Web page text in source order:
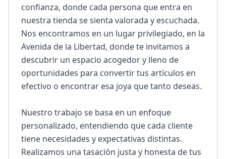
confianza, donde cada persona que entra en
nuestra tienda se sienta valorada y escuchada.
Nos encontramos en un lugar privilegiado, en la
Avenida de la Libertad, donde te invitamos a
descubrir un espacio acogedor y lleno de
oportunidades para convertir tus artículos en
efectivo o encontrar esa joya que tanto deseas.
Nuestro trabajo se basa en un enfoque
personalizado, entendiendo que cada cliente
tiene necesidades y expectativas distintas.
Realizamos una tasación justa y honesta de tus